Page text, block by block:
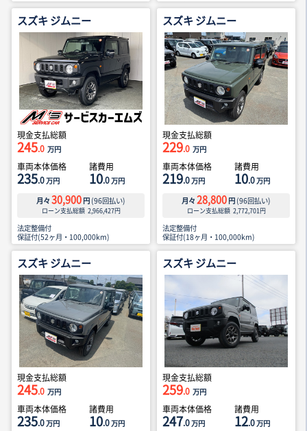
スズキ ジムニー
現金支払総額
245.0 万円
車両本体価格
235.0万円
諸費用
10.0万円
月々 30,900 円 (96回払い)
ローン支払総額 2,966,427円
法定整備付
保証付(52ヶ月・100,000km)
スズキ ジムニー
現金支払総額
229.0 万円
車両本体価格
219.0万円
諸費用
10.0万円
月々 28,800 円 (96回払い)
ローン支払総額 2,772,701円
法定整備付
保証付(18ヶ月・100,000km)
スズキ ジムニー
現金支払総額
245.0 万円
車両本体価格
235.0万円
諸費用
10.0万円
スズキ ジムニー
現金支払総額
259.0 万円
車両本体価格
247.0万円
諸費用
12.0万円